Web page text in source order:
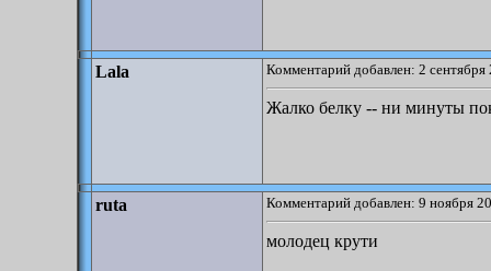
Lala Комментарий добавлен: 2
Жалко белку -- ни минуты
ruta Комментарий добавлен: 9 ноября
молодец крути